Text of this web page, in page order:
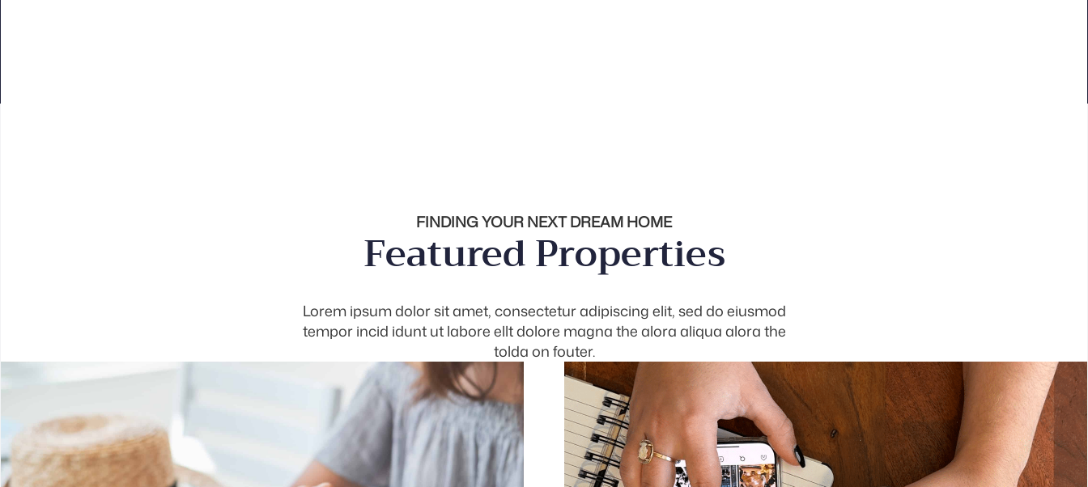
FINDING YOUR NEXT DREAM HOME
Featured Properties
Lorem ipsum dolor sit amet, consectetur adipiscing elit, sed do eiusmod
tempor incid idunt ut labore ellt dolore magna the alora aliqua alora the
tolda on fouter.